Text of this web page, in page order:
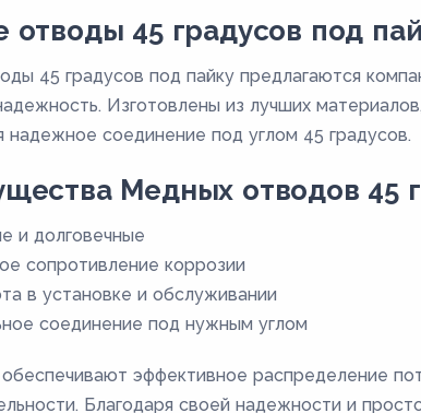
45 градусов под
45 градусов под пайку предлагаются
Изготовлены из лучших
надежное соединение под углом 45 градусов.
Медных отводов 45
и долговечные
сопротивление коррозии
в установке и обслуживании
соединение под нужным углом
эффективное распределение
Благодаря своей надежности и